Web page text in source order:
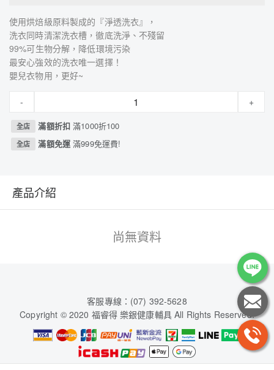
使用烘焙級原料製成的『淨透洗衣』，
洗衣同時清潔洗衣槽，徹底洗淨、不殘留
99%可生物分解，降低環境污染
最安心強效的洗衣唯一選擇！
嬰兒衣物用，更好~
- +
全店 滿額折扣滿1000折100
全店 滿額免運滿999免運費!
產品介紹
尚無資料
客服專線：(07) 392-5628
Copyright © 2020 福睿得 樂銀健康輔具 All Rights Reserved.